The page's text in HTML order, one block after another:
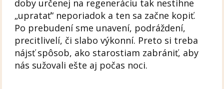
doby určenej na regeneráciu tak nestihne
„upratať“ neporiadok a ten sa začne kopiť.
Po prebudení sme unavení, podráždení,
precitlivelí, či slabo výkonní. Preto si treba
nájsť spôsob, ako starostiam zabrániť, aby
nás sužovali ešte aj počas noci.